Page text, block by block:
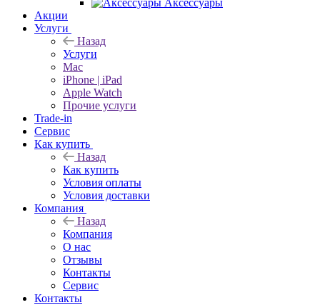
Аксессуары
Акции
Услуги
Назад
Услуги
Mac
iPhone | iPad
Apple Watch
Прочие услуги
Trade-in
Сервис
Как купить
Назад
Как купить
Условия оплаты
Условия доставки
Компания
Назад
Компания
О нас
Отзывы
Контакты
Сервис
Контакты